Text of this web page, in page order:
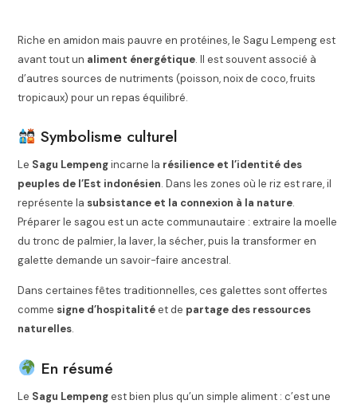
Riche en amidon mais pauvre en protéines, le Sagu Lempeng est
avant tout un aliment énergétique. Il est souvent associé à
d’autres sources de nutriments (poisson, noix de coco, fruits
tropicaux) pour un repas équilibré.
Symbolisme culturel
Le Sagu Lempengincarne la résilience et l’identité des
peuples de l’Est indonésien. Dans les zones où le riz est rare, il
représente la subsistance et la connexion à la nature.
Préparer le sagou est un acte communautaire : extraire la moelle
du tronc de palmier, la laver, la sécher, puis la transformer en
galette demande un savoir-faire ancestral.
Dans certaines fêtes traditionnelles, ces galettes sont offertes
comme signe d’hospitalitéet de partage des ressources
naturelles.
En résumé
Le Sagu Lempengest bien plus qu’un simple aliment : c’est une